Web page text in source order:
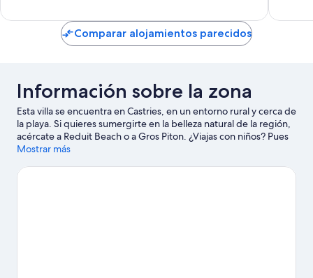
Bay
Comparar alojamientos parecidos
Información sobre la zona
Esta villa se encuentra en Castries, en un entorno rural y cerca de
la playa. Si quieres sumergirte en la belleza natural de la región,
acércate a Reduit Beach o a Gros Piton. ¿Viajas con niños? Pues
llévalos a Vendor’s Arcade y, si te apetece disfrutar de un evento
Sammy. Descubre todas las actividades acuáticas que podrás
Mostrar más